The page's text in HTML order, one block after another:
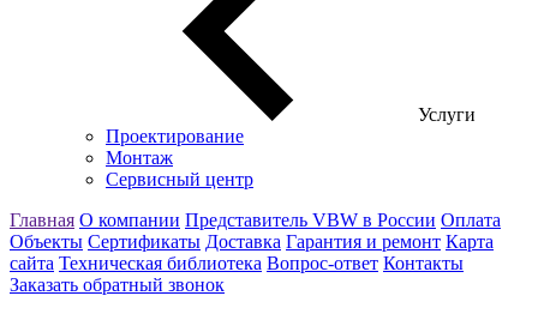
Услуги
Проектирование
Монтаж
Сервисный центр
Главная О компании Представитель VBW в России Оплата
Объекты Сертификаты Доставка Гарантия и ремонт Карта
сайта Техническая библиотека Вопрос-ответ Контакты
Заказать обратный звонок